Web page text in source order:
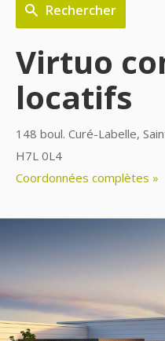
Rechercher
Virtuo
locatifs
148 boul. Curé-Labelle,
H7L 0L4
Coordonnées complètes »